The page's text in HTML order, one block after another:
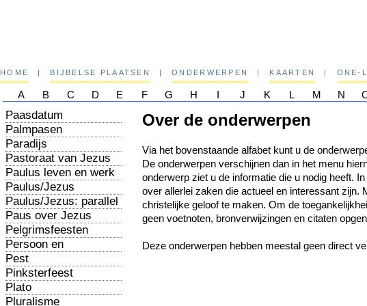
HOME | BIJBELSE PLAATSEN | ONDERWERPEN | KAARTEN | ONE-
A B C D E F G H I J K L M N
Paasdatum
Palmpasen
Paradijs
Pastoraat van Jezus
Paulus leven en werk
Paulus/Jezus
Paulus/Jezus: parallel
Paus over Jezus
Nazareth
Pelgrimsfeesten
Persoon en
persoonlijk
Pest
Pinksterfeest
Plato
Pluralisme
Over de onderwerpen
Via het bovenstaande alfabet kunt u de
De onderwerpen verschijnen dan in het menu
onderwerp ziet u de informatie die u nodig heeft.
over allerlei zaken die actueel en interessant zijn.
christelijke geloof te maken. Om de
geen voetnoten, bronverwijzingen en citaten
Deze onderwerpen hebben meestal geen direct